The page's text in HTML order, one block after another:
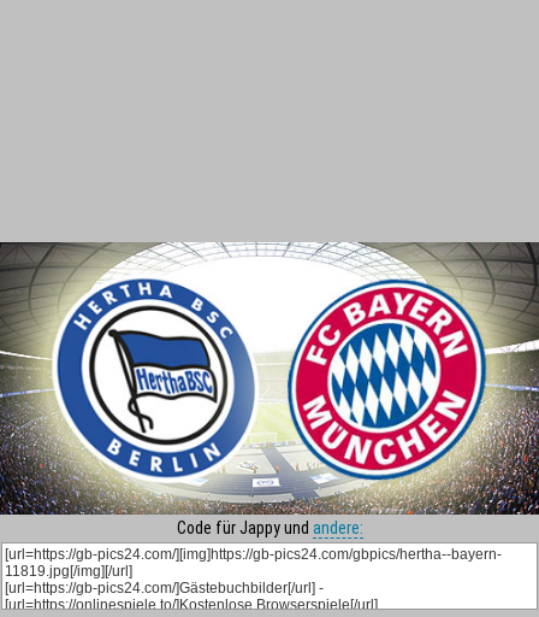
Code für Jappy und andere: